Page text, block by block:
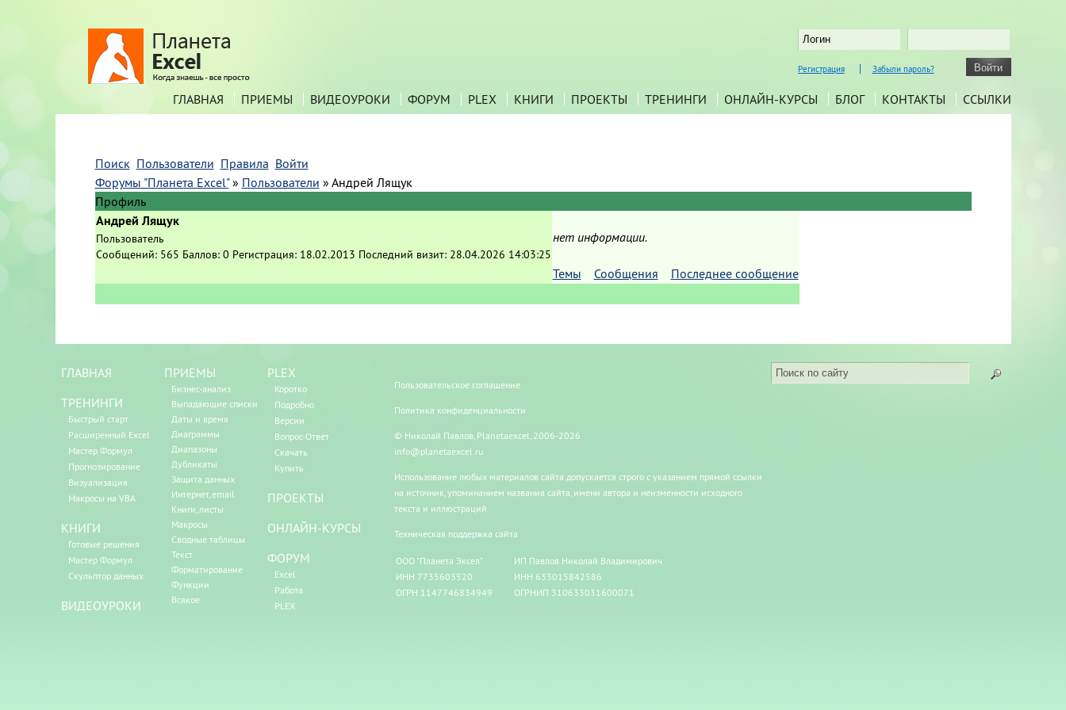
Регистрация Забыли пароль?
ГЛАВНАЯ ПРИЕМЫ ВИДЕОУРОКИ ФОРУМ PLEX КНИГИ ПРОЕКТЫ ТРЕНИНГИ ОНЛАЙН-КУРСЫ БЛОГ КОНТАКТЫ ССЫЛКИ
Поиск Пользователи Правила Войти
Форумы "Планета Excel" » Пользователи » Андрей Лящук
Профиль
Андрей Лящук
Пользователь
Сообщений: 565 Баллов: 0 Регистрация: 18.02.2013 Последний визит: 28.04.2026 14:03:25
нет информации.
Темы Сообщения Последнее сообщение
ГЛАВНАЯ
ТРЕНИНГИ
Быстрый старт
Расширенный Excel
Мастер Формул
Прогнозирование
Визуализация
Макросы на VBA
КНИГИ
Готовые решения
Мастер Формул
Скульптор данных
ВИДЕОУРОКИ
ПРИЕМЫ
Бизнес-анализ
Выпадающие списки
Даты и время
Диаграммы
Диапазоны
Дубликаты
Защита данных
Интернет, email
Книги, листы
Макросы
Сводные таблицы
Текст
Форматирование
Функции
Всякое
PLEX
Коротко
Подробно
Версии
Вопрос-Ответ
Скачать
Купить
ПРОЕКТЫ
ОНЛАЙН-КУРСЫ
ФОРУМ
Excel
Работа
PLEX
Пользовательское соглашение
Политика конфиденциальности
© Николай Павлов, Planetaexcel, 2006-2026
info@planetaexcel.ru
Использование любых материалов сайта допускается строго с указанием прямой ссылки
на источник, упоминанием названия сайта, имени автора и неизменности исходного
текста и иллюстраций.
Техническая поддержка сайта
ООО "Планета Эксел"
ИНН 7735603520
ОГРН 1147746834949
ИП Павлов Николай Владимирович
ИНН 633015842586
ОГРНИП 310633031600071